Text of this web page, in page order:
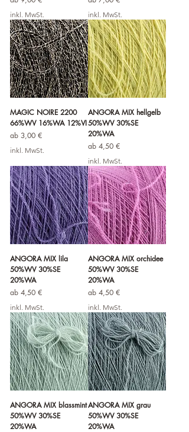
inkl. MwSt. inkl. MwSt.
MAGIC NOIRE 2200
66%WV 16%WA 12%VI
ab 3,00 €
Sale-Preis
inkl. MwSt.
ANGORA MIX hellgelb
50%WV 30%SE
20%WA
ab 4,50 €
Sale-Preis
inkl. MwSt.
ANGORA MIX lila
50%WV 30%SE
20%WA
ab 4,50 €
Sale-Preis
inkl. MwSt.
ANGORA MIX orchidee
50%WV 30%SE
20%WA
ab 4,50 €
Sale-Preis
inkl. MwSt.
ANGORA MIX blassmint
50%WV 30%SE
20%WA
ANGORA MIX grau
50%WV 30%SE
20%WA